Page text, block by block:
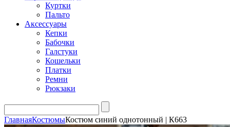
Куртки
Пальто
Аксессуары
Кепки
Бабочки
Галстуки
Кошельки
Платки
Ремни
Рюкзаки
ГлавнаяКостюмыКостюм синий однотонный | К663